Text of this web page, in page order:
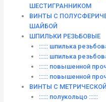
ШЕСТИГРАННИКОМ
ВИНТЫ С
ШАЙБОЙ
ШПИЛЬКИ РЕЗЬБОВЫЕ
:::::: шпилька
:::::: шпилька
:::::: повышенной
:::::: повышенной
ВИНТЫ C
:::::: полукольцо ::::::